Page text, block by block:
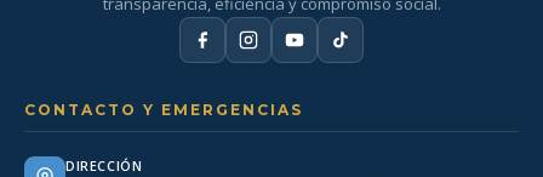
CONTACTO Y EMERGENCIAS
DIRECCIÓN